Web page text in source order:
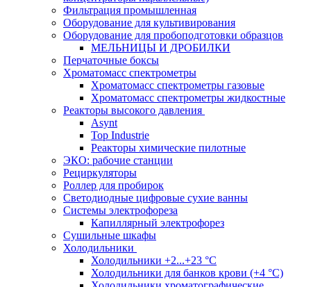
Фильтрация промышленная
Оборудование для культивирования
Оборудование для пробоподготовки образцов
МЕЛЬНИЦЫ И ДРОБИЛКИ
Перчаточные боксы
Хроматомасс спектрометры
Хроматомасс спектрометры газовые
Хроматомасс спектрометры жидкостные
Реакторы высокого давления
Asynt
Top Industrie
Реакторы химические пилотные
ЭКО: рабочие станции
Рециркуляторы
Роллер для пробирок
Светодиодные цифровые сухие ванны
Системы электрофореза
Капиллярный электрофорез
Сушильные шкафы
Холодильники
Холодильники +2...+23 °С
Холодильники для банков крови (+4 °С)